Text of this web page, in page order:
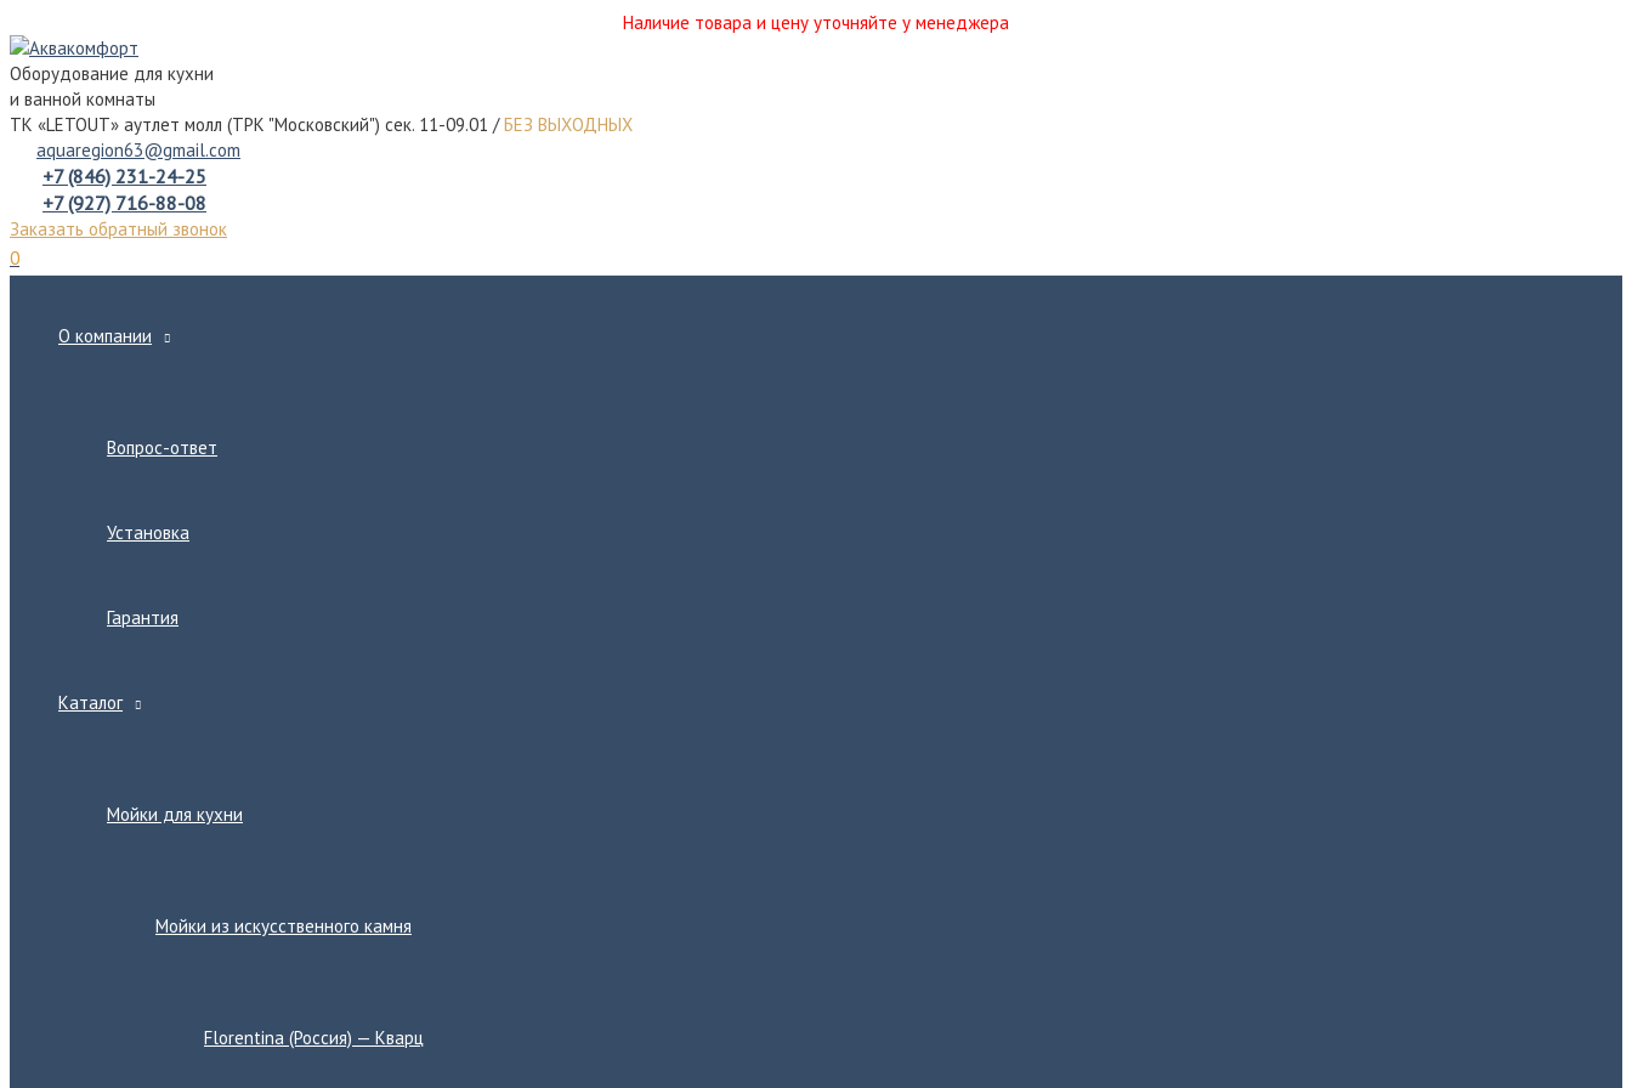
Наличие товара и цену уточняйте у менеджера
Перейти
к
содержимому
Оборудование для кухни
и ванной комнаты
ТК «LETOUT» аутлет молл (ТРК "Московский") сек. 11-09.01 /БЕЗ ВЫХОДНЫХ
aquaregion63@gmail.com
+7 (846) 231-24-25
+7 (927) 716-88-08
Заказать обратный звонок
0
О компании
Вопрос-ответ
Установка
Гарантия
Каталог
Мойки для кухни
Мойки из искусственного камня
Florentina (Россия) — Кварц